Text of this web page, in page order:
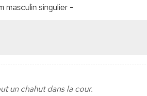
masculin singulier -
un chahut dans la cour.